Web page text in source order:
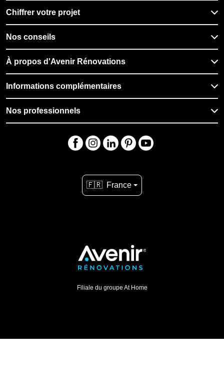
Chiffrer votre projet
Nos conseils
À propos d'Avenir Rénovations
Informations complémentaires
Nos professionnels
🇫🇷 France
Filiale du groupe At Home